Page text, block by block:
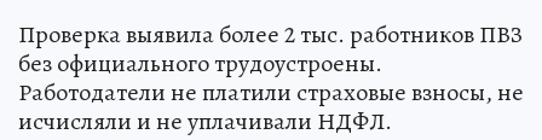
Проверка выявила более 2 тыс. работников ПВЗ
без официального трудоустроены.
Работодатели не платили страховые взносы, не
исчисляли и не уплачивали НДФЛ.